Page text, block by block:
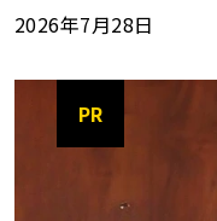
2026年7月28日
PR